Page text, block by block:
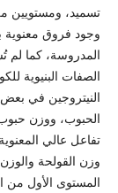
تسميد، ومستويين
وجود فروق
المدروسة، كما لم
الصفات البنيوية
النيتروجين في
الحبوب، ووزن
تفاعل عالي
وزن القولحة
المستوى الأول من